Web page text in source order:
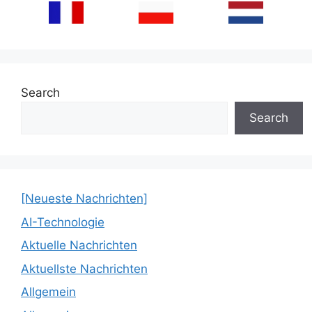
Search
Search
[Neueste Nachrichten]
AI-Technologie
Aktuelle Nachrichten
Aktuellste Nachrichten
Allgemein